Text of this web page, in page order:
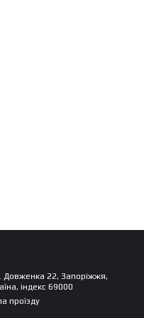
Довженка 22, Запоріжжя,
індекс 69000
проїзду